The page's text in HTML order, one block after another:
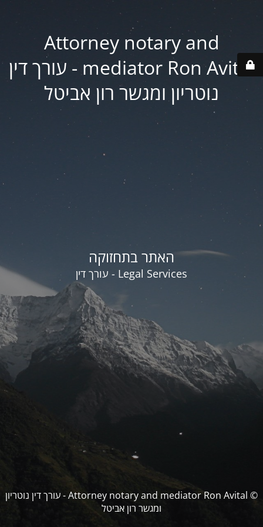
Attorney notary and
mediator Ron Avital - עורך דין
נוטריון ומגשר רון אביטל
האתר בתחזוקה
Legal Services - עורך דין
© Attorney notary and mediator Ron Avital - עורך דין נוטריון
ומגשר רון אביטל